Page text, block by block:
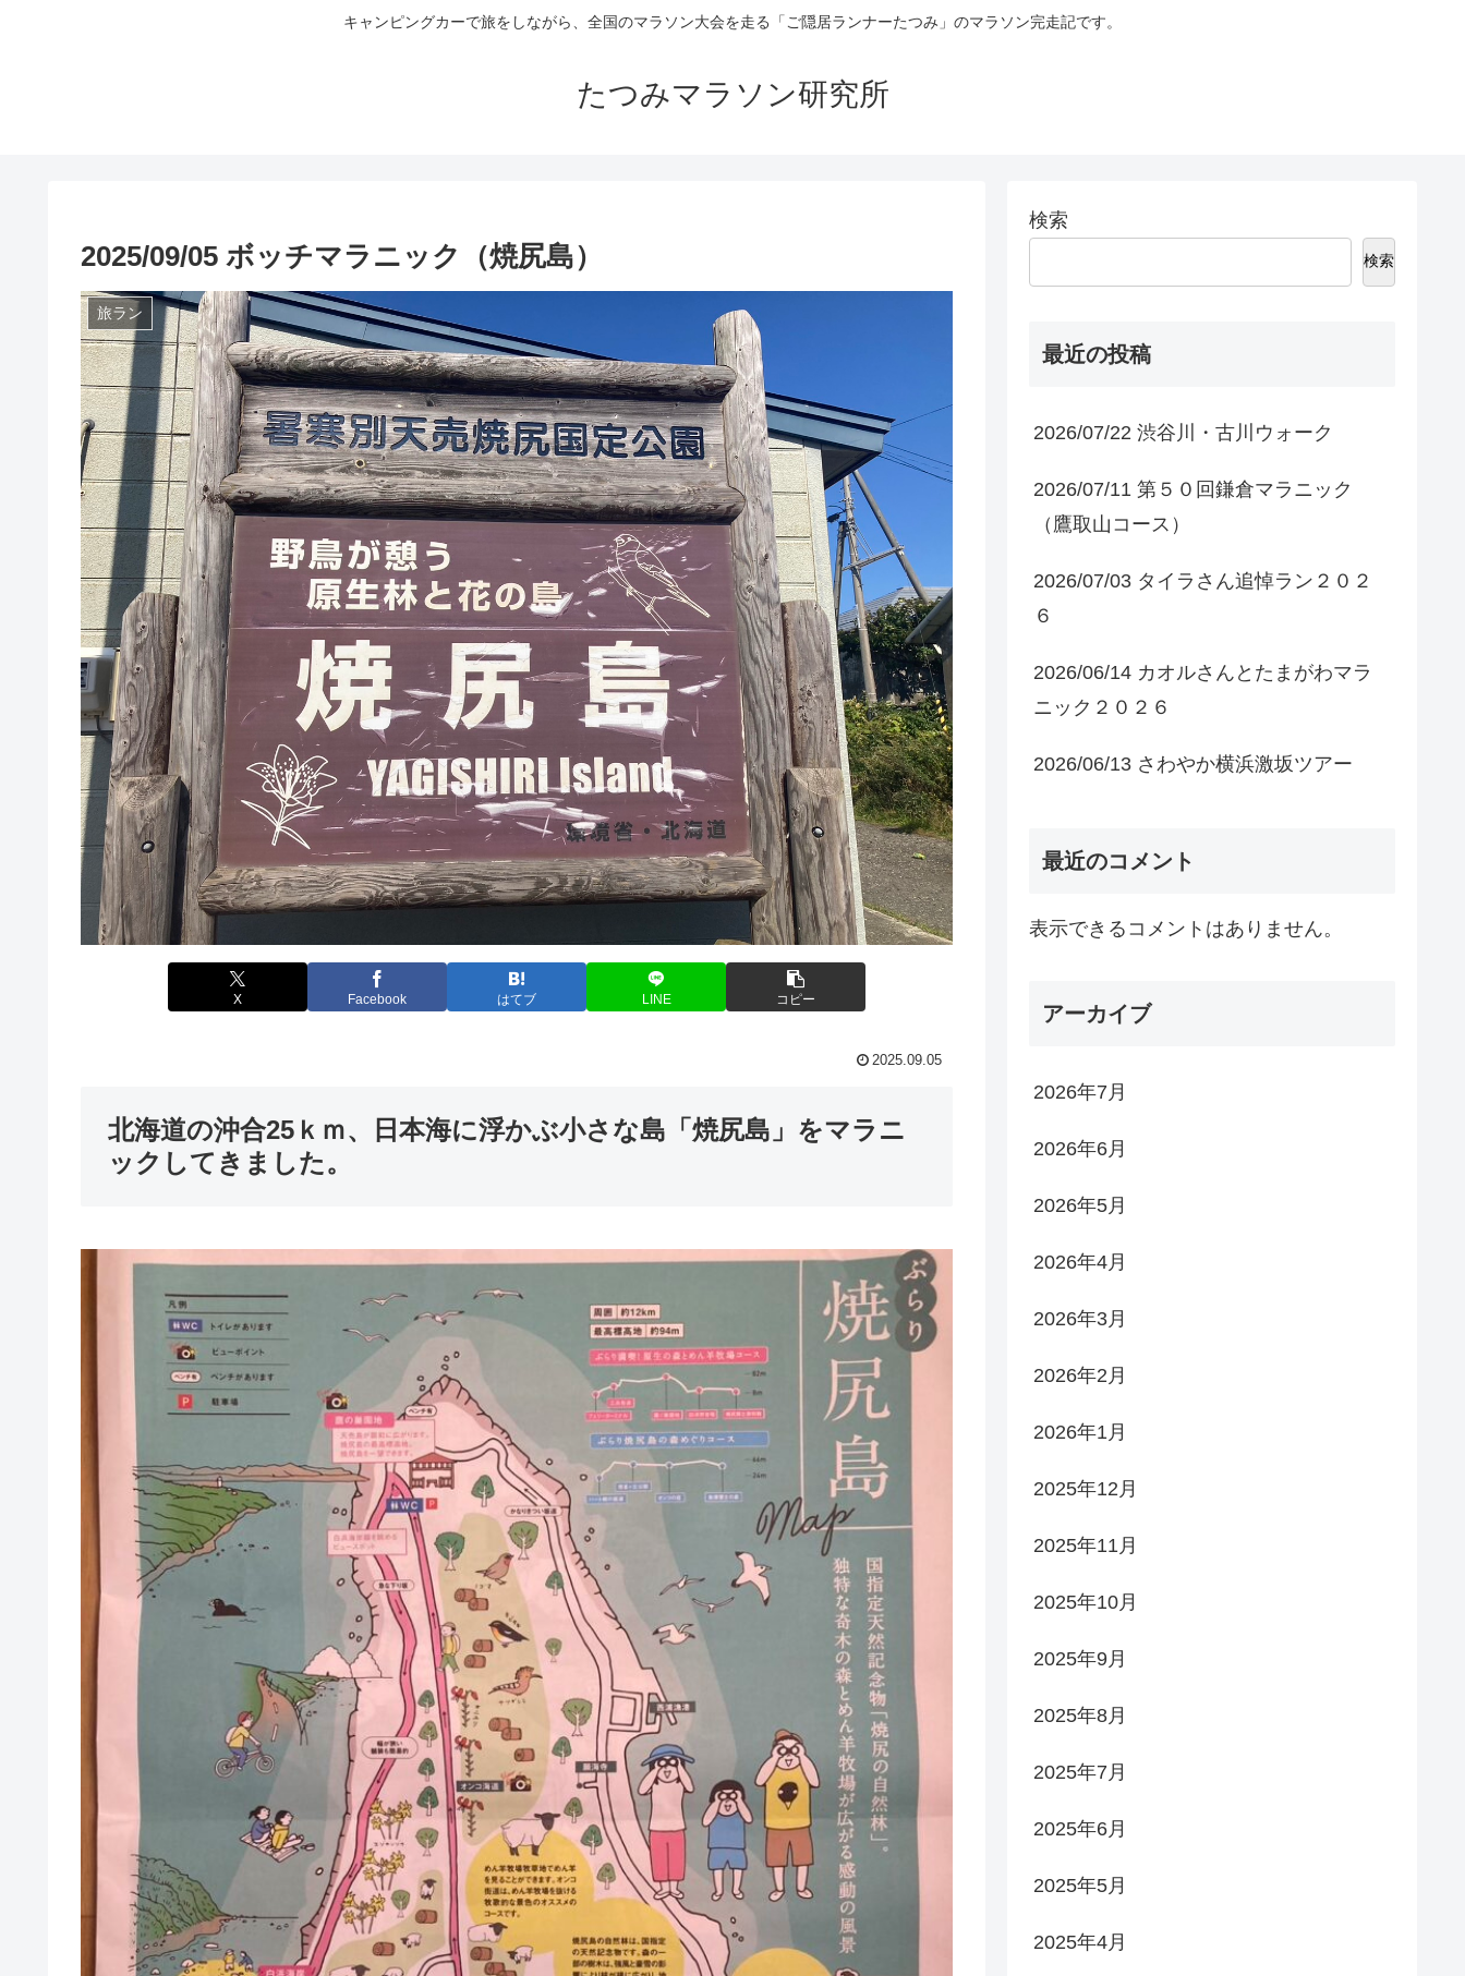
キャンピングカーで旅をしながら、全国のマラソン大会を走る「ご隠居ランナーたつみ」のマラソン完走記です。
たつみマラソン研究所
2025/09/05 ボッチマラニック（焼尻島）
旅ラン
X Facebook はてブ LINE コピー
2025.09.05
北海道の沖合25ｋｍ、日本海に浮かぶ小さな島「焼尻島」をマラニ
ックしてきました。
検索
検索
最近の投稿
2026/07/22 渋谷川・古川ウォーク
2026/07/11 第５０回鎌倉マラニック
（鷹取山コース）
2026/07/03 タイラさん追悼ラン２０２
６
2026/06/14 カオルさんとたまがわマラ
ニック２０２６
2026/06/13 さわやか横浜激坂ツアー
最近のコメント
表示できるコメントはありません。
アーカイブ
2026年7月
2026年6月
2026年5月
2026年4月
2026年3月
2026年2月
2026年1月
2025年12月
2025年11月
2025年10月
2025年9月
2025年8月
2025年7月
2025年6月
2025年5月
2025年4月